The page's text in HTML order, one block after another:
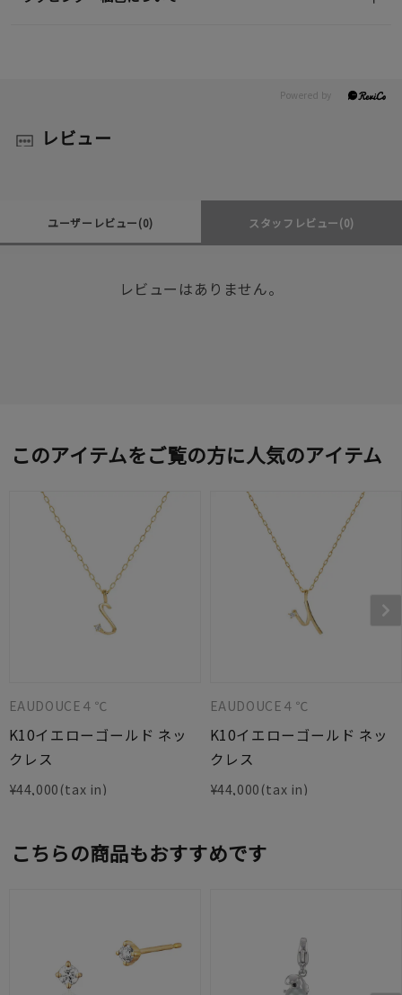
レビュー
ユーザーレビュー(0) スタッフレビュー(0)
レビューはありません。
このアイテムをご覧の方に人気のアイテム
EAUDOUCE４℃
K10イエローゴールド ネッ
クレス
¥44,000
EAUDOUCE４℃
K10イエローゴールド ネッ
クレス
¥44,000
こちらの商品もおすすめです